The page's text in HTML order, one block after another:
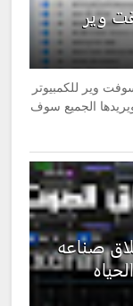
وير
وير للكمبيوتر
الجميع سوف
صناعه